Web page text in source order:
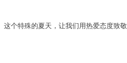
这个特殊的夏天，让我们用热爱态度致